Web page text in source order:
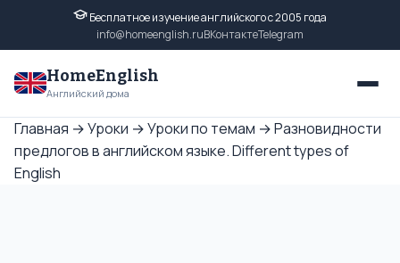
Бесплатное изучение английского с 2005 года
info@homeenglish.ruВКонтактеTelegram
HomeEnglish
Английский дома
Главная →Уроки →Уроки по темам →Разновидности
предлогов в английском языке. Different types of
English